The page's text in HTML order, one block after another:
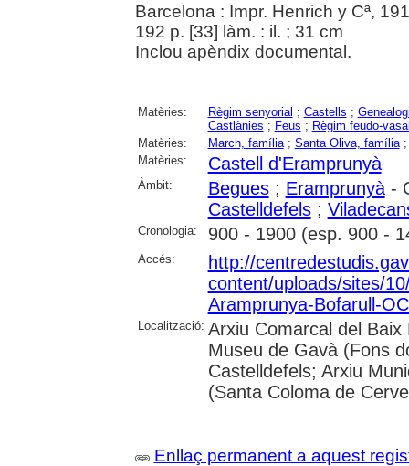
Barcelona : Impr. Henrich y Cª,
192 p. [33] làm. : il. ; 31 cm
Inclou apèndix documental.
Matèries: Règim senyorial ; Castells ;
Castlànies ; Feus ; Règim feudo-
Matèries:
March, família; Santa Oliva, família
Matèries:
Castell d'Eramprunyà
Àmbit: Begues; Eramprunyà-
Castelldefels;
Cronologia: 900 - 1900 (esp. 900 -
Accés:
http://
content/uploads/sites/
Aramprunya-Bofarull-
Localització: Arxiu Comarcal del
Museu de Gavà (Fons
Castelldefels; Arxiu
(Santa Coloma de
Enllaç permanent a aquest